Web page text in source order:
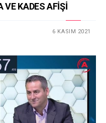
VE KADES AFİŞİ
6 KASIM 2021